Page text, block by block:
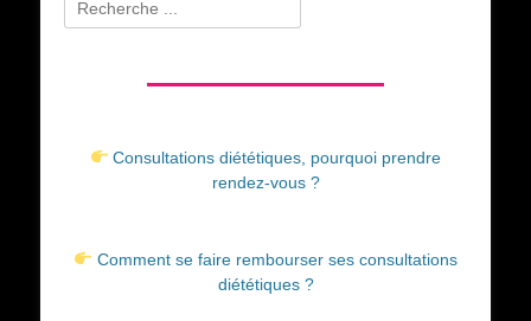
Consultations diététiques, pourquoi prendre
rendez-vous ?
Comment se faire rembourser ses consultations
diététiques ?